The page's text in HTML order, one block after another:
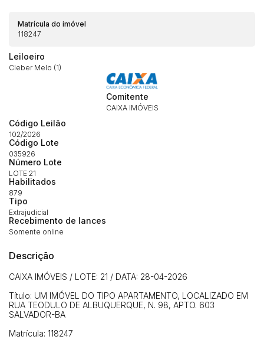
Matrícula do imóvel
118247
Leiloeiro
Cleber Melo (1)
Comitente
CAIXA IMÓVEIS
Código Leilão
102/2026
Código Lote
035926
Número Lote
LOTE 21
Habilitados
879
Tipo
Extrajudicial
Recebimento de lances
Somente online
Descrição
CAIXA IMÓVEIS / LOTE: 21 / DATA: 28-04-2026
Título: UM IMÓVEL DO TIPO APARTAMENTO, LOCALIZADO EM
RUA TEODULO DE ALBUQUERQUE, N. 98, APTO. 603
SALVADOR-BA
Matrícula: 118247
Envie sua Proposta
Clique aqui para fazer login
Habilite-se para efetuar lances ou
propostas